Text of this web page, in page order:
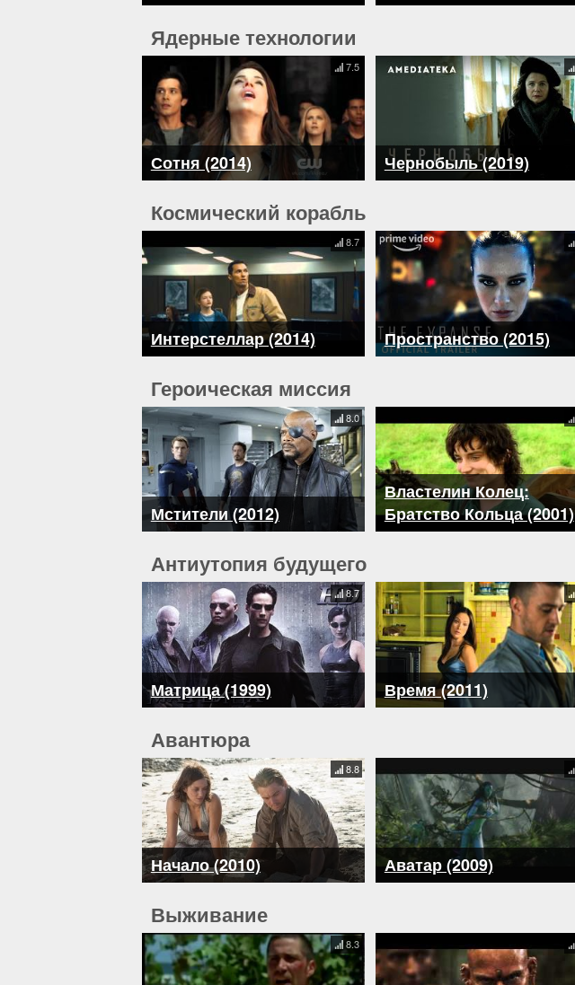
Ядерные технологии
Сотня (2014)
7.5
Чернобыль (2019)
Космический корабль
Интерстеллар (2014)
8.7
Пространство (2015)
Героическая миссия
Мстители (2012)
8.0
Властелин Колец:
Братство Кольца (2001)
Антиутопия будущего
Матрица (1999)
8.7
Время (2011)
Авантюра
Начало (2010)
8.8
Аватар (2009)
Выживание
8.3